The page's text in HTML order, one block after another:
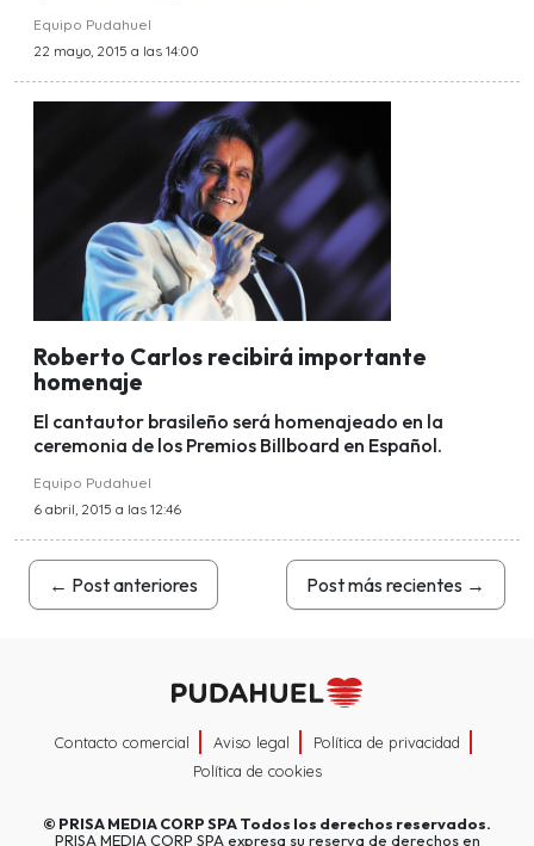
Equipo Pudahuel
22 mayo, 2015 a las 14:00
Roberto Carlos recibirá importante
homenaje
El cantautor brasileño será homenajeado en la
ceremonia de los Premios Billboard en Español.
Equipo Pudahuel
6 abril, 2015 a las 12:46
← Post anteriores Post más recientes →
Contacto comercial Aviso legal
Política de privacidad
Política de cookies
© PRISA MEDIA CORP SPATodos los derechos reservados.
PRISA MEDIA CORP SPA expresa su reserva de derechos en